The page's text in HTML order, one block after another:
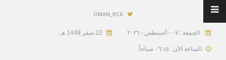
OMAN_RCA
الجمعة : ٠٧ - أغسطس - ٢٠٢٦ 22 صفر 1448 هـ
الساعة الآن : ٠٦:١٥ صباحاً